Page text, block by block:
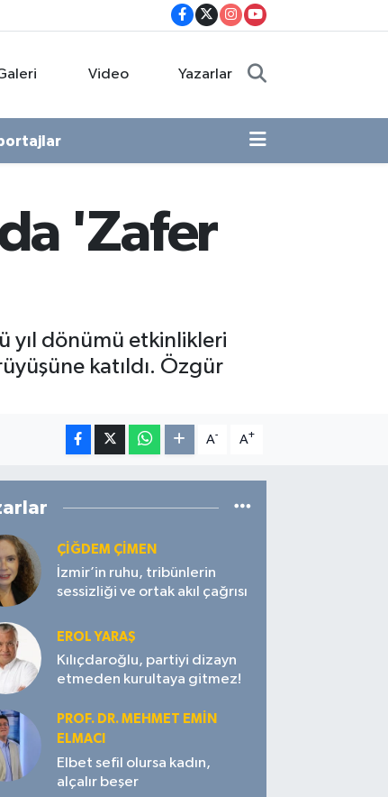
Video Yazarlar
'Zafer
yıl dönümü etkinlikleri
katıldı. Özgür
A- A+
ÇIĞDEM ÇIMEN
İzmir’in ruhu, tribünlerin
sessizliği ve ortak akıl çağrısı
EROL YARAŞ
Kılıçdaroğlu, partiyi dizayn
etmeden kurultaya gitmez!
PROF. DR. MEHMET EMIN
ELMACI
Elbet sefil olursa kadın,
alçalır beşer